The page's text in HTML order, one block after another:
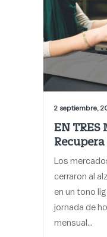
2 septiembre,
EN TRES
Los
cerraron al
en un tono
jornada de
mensual…